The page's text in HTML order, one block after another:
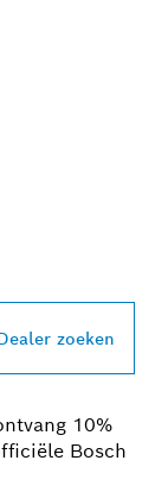
zoeken
10%
Bosch